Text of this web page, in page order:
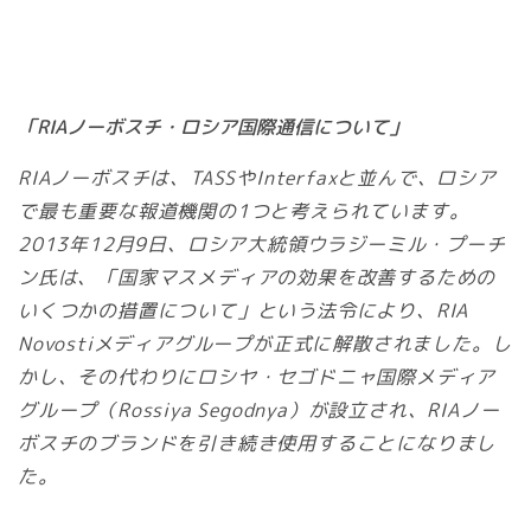
「RIAノーボスチ・ロシア国際通信について」
RIAノーボスチは、TASSやInterfaxと並んで、ロシア
で最も重要な報道機関の1つと考えられています。
2013年12月9日、ロシア大統領ウラジーミル・プーチ
ン氏は、「国家マスメディアの効果を改善するための
いくつかの措置について」という法令により、RIA
Novostiメディアグループが正式に解散されました。し
かし、その代わりにロシヤ・セゴドニャ国際メディア
グループ（Rossiya Segodnya）が設立され、RIAノー
ボスチのブランドを引き続き使用することになりまし
た。